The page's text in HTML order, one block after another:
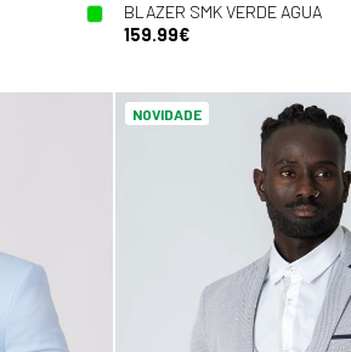
BLAZER SMK VERDE AGUA
159.99€
NOVIDADE